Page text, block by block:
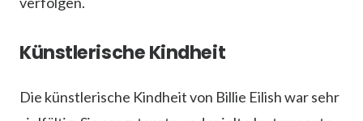
Künstlerische Kindheit
Die künstlerische Kindheit von Billie Eilish war sehr